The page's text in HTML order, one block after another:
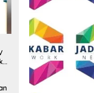
Air Minum Malang
Kolaborasi,
Kontingen
Atlet